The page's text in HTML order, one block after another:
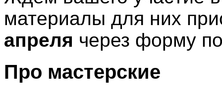
материалы для них
апреля через форму
Про мастерские